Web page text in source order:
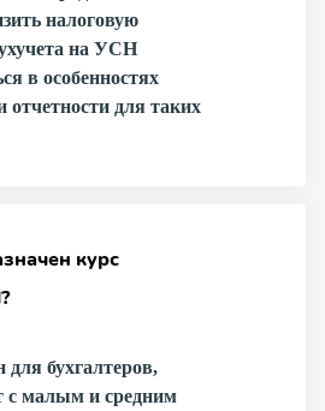
налоговую
на УСН
в особенностях
отчетности для таких
курс
для бухгалтеров,
с малым и средним